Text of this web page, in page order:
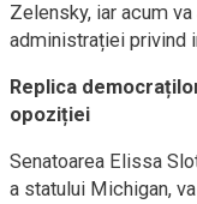
Zelensky, iar acum
administrației privind
Replica
opoziției
Senatoarea Elissa
a statului Michigan,